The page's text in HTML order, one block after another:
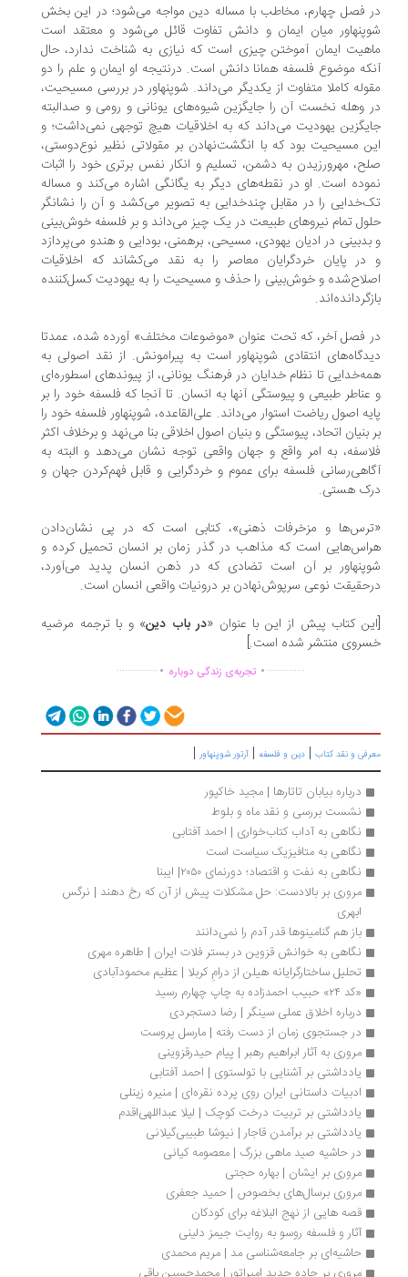
فصل چهارم، مخاطب با مساله دین مواجه می‌شود؛ در این بخش
میان ایمان و دانش تفاوت قائل می‌شود و معتقد است
ایمان آموختن چیزی است که نیازی به شناخت ندارد، حال
موضوع فلسفه همانا دانش است. درنتیجه او ایمان و علم را دو
کاملا متفاوت از یکدیگر می‌داند. شوپنهاور در بررسی مسیحیت،
وهله نخست آن را جایگزین شیوه‌های یونانی و رومی و صدالبته
یهودیت می‌داند که به اخلاقیات هیچ توجهی نمی‌داشت؛ و
مسیحیت بود که با انگشت‌نهادن بر مقولاتی نظیر نوع‌دوستی،
مهرورزیدن به دشمن، تسلیم و انکار نفس برتری خود را اثبات
است. او در نقطه‌های دیگر به یگانگی اشاره می‌کند و مساله
را در مقابل چندخدایی به تصویر می‌کشد و آن را نشانگر
تمام نیروهای طبیعت در یک چیز می‌داند و بر فلسفه خوش‌بینی
در ادیان یهودی، مسیحی، برهمنی، بودایی و هندو می‌پردازد
پایان خردگرایان معاصر را به نقد می‌کشاند که اخلاقیات
و خوش‌بینی را حذف و مسیحیت را به یهودیت کسل‌کننده
فصل آخر، که تحت عنوان «موضوعات مختلف» آورده شده، عمدتا
انتقادی شوپنهاور است به پیرامونش. از نقد اصولی به
تا نظام خدایان در فرهنگ یونانی، از پیوندهای اسطوره‌ای
طبیعی و پیوستگی آنها به انسان. تا آنجا که فلسفه خود را بر
اصول ریاضت استوار می‌داند. علی‌القاعده، شوپنهاور فلسفه خود را
بنیان اتحاد، پیوستگی و بنیان اصول اخلاقی بنا می‌نهد و برخلاف اکثر
به امر واقع و جهان واقعی توجه نشان می‌دهد و البته به
فلسفه برای عموم و خردگرایی و قابل فهم‌کردن جهان و
هستی.
و مزخرفات ذهنی»، کتابی است که در پی نشان‌دادن
است که مذاهب در گذر زمان بر انسان تحمیل کرده و
بر آن است تضادی که در ذهن انسان پدید می‌آورد،
نوعی سرپوش‌نهادن بر درونیات واقعی انسان است.
کتاب پیش از این با عنوان «در باب دین» و با ترجمه مرضیه
منتشر شده است.]
............... .تجربه‌ی زندگی دوباره ...............
و نقد کتاب|دین و فلسفه|آرتور شوپنهاور|
درباره بیابان تاتارها | مجید خاکپور
نشست بررسی و نقد ماه و بلوط
نگاهی به آداب کتاب‌خواری | احمد آفتابی
نگاهی به متافیزیک سیاست است
نگاهی به نفت و اقتصاد؛ دورنمای ۲۰۵۰| ایبنا
مروری بر بالادست: حل مشکلات پیش از آن که رخ دهند | نرگس
باز هم گنامینوها قدر آدم را نمی‌دانند
نگاهی به خوانش قزوین در بستر فلات ایران | طاهره مهری
تحلیل ساختارگرایانه هیلن از درامِ کربلا | عظیم محمودآبادی
درباره اخلاق عملی سینگر | رضا دستجردی
در جستجوی زمان از دست رفته | مارسل پروست
مروری به آثار ابراهیم رهبر | پیام حیدرقزوینی
یادداشتی بر آشنایی با تولستوی | احمد آفتابی
ادبیات داستانی ایران روی پرده نقره‌ای | منیره زینلی
یادداشتی بر تربیت درخت کوچک | لیلا عبداللهی‌اقدم
یادداشتی بر برآمدن قاجار | نیوشا طبیبی‌‏گیلانی
در حاشیه صید ماهی بزرگ | معصومه کیانی
مروری بر ایشان | بهاره حجتی
مروری برسال‌های بخصوص | حمید جعفری
قصه هایی از نهج البلاغه برای کودکان
آثار و فلسفه روسو به روایت جیمز دلینی
حاشیه‌ای بر جامعه‌شناسی مد | مریم محمدی